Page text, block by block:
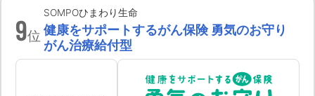
9位
SOMPOひまわり生命
健康をサポートするがん保険 勇気のお守り
がん治療給付型